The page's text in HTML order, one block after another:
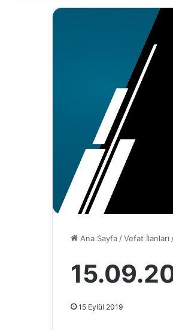
Ana Sayfa/Vefat İlanları
15 Eylül 2019